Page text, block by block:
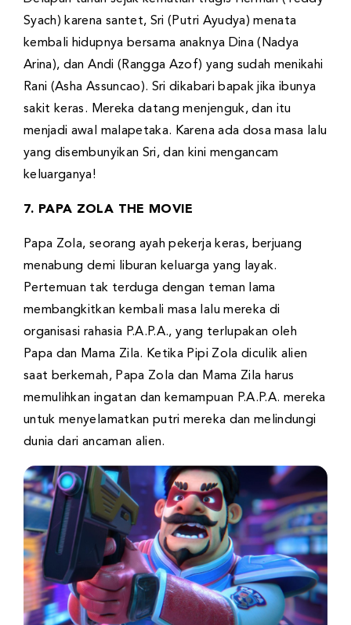
Syach) karena santet, Sri (Putri Ayudya) menata
kembali hidupnya bersama anaknya Dina (Nadya
Arina), dan Andi (Rangga Azof) yang sudah menikahi
Rani (Asha Assuncao). Sri dikabari bapak jika ibunya
sakit keras. Mereka datang menjenguk, dan itu
menjadi awal malapetaka. Karena ada dosa masa lalu
yang disembunyikan Sri, dan kini mengancam
keluarganya!
7. PAPA ZOLA THE MOVIE
Papa Zola, seorang ayah pekerja keras, berjuang
menabung demi liburan keluarga yang layak.
Pertemuan tak terduga dengan teman lama
membangkitkan kembali masa lalu mereka di
organisasi rahasia P.A.P.A., yang terlupakan oleh
Papa dan Mama Zila. Ketika Pipi Zola diculik alien
saat berkemah, Papa Zola dan Mama Zila harus
memulihkan ingatan dan kemampuan P.A.P.A. mereka
untuk menyelamatkan putri mereka dan melindungi
dunia dari ancaman alien.